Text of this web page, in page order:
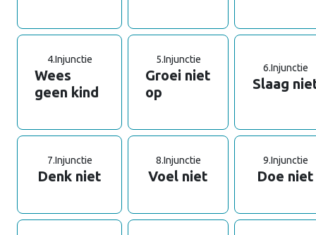
4.Injunctie
Wees
geen kind
5.Injunctie
Groei niet
op
6.Injunctie
Slaag
7.Injunctie
Denk niet
8.Injunctie
Voel niet
9.Injunctie
Doe niet